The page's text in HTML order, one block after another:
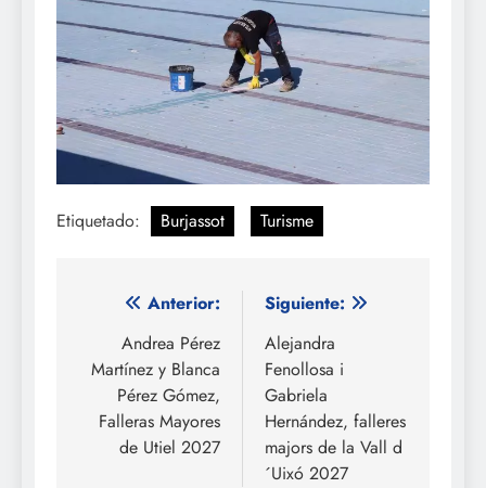
Etiquetado: Burjassot Turisme
Navegación
entradas
Anterior:
Andrea Pérez
Martínez y Blanca
Pérez Gómez,
Falleras Mayores
de Utiel 2027
Siguiente:
Alejandra
Fenollosa i
Gabriela
Hernández, falleres
majors de la Vall d
´Uixó 2027